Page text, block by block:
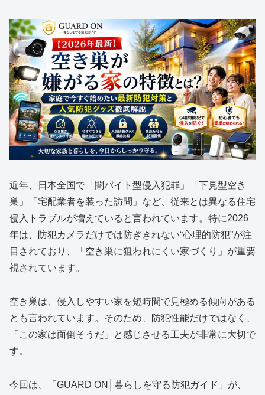
近年、日本全国で「闇バイト型侵入犯罪」「下見型空き
巣」「宅配業者を装った訪問」など、従来とは異なる住宅
侵入トラブルが増えていると言われています。特に2026
年は、防犯カメラだけでは防ぎきれない“心理的防犯”が注
目されており、「空き巣に狙われにくい家づくり」が重要
視されています。
空き巣は、侵入しやすい家を短時間で見極める傾向がある
とも言われています。そのため、防犯性能だけではなく、
「この家は面倒そうだ」と感じさせる工夫が非常に大切で
す。
今回は、「GUARD ON│暮らしを守る防犯ガイド」が、